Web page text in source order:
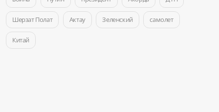
Шерзат Полат Актау Зеленский самолет
Китай